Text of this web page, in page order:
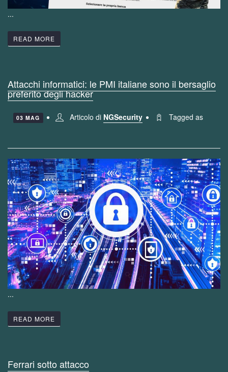
...
READ MORE
Attacchi informatici: le PMI italiane sono il bersaglio
preferito degli hacker
03 MAG Articolo di NGSecurity Tagged as
...
READ MORE
Ferrari sotto attacco